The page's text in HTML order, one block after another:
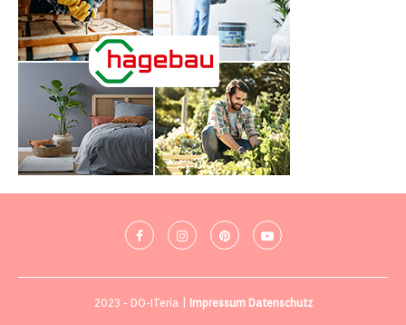
2023 - DO-ITeria | Impressum Datenschutz